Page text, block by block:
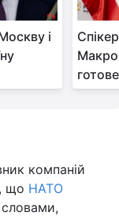
і
компаній
що НАТО